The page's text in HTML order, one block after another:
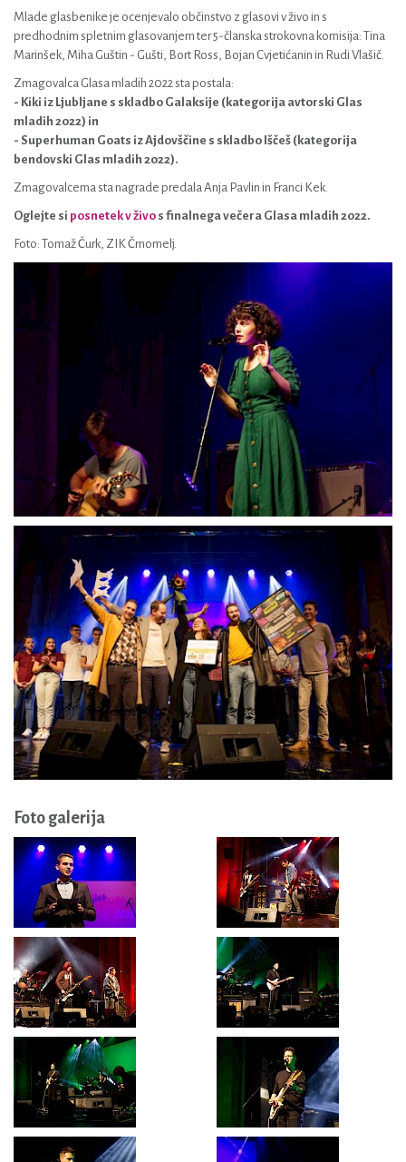
Mlade glasbenike je ocenjevalo občinstvo z glasovi v živo in s
predhodnim spletnim glasovanjem ter 5-članska strokovna komisija: Tina
Marinšek, Miha Guštin - Gušti, Bort Ross, Bojan Cvjetićanin in Rudi Vlašič.
Zmagovalca Glasa mladih 2022 sta postala:
- Kiki iz Ljubljane s skladbo Galaksije (kategorija avtorski Glas
mladih 2022) in
- Superhuman Goats iz Ajdovščine s skladbo Iščeš (kategorija
bendovski Glas mladih 2022).
Zmagovalcema sta nagrade predala Anja Pavlin in Franci Kek.
Oglejte si posnetek v živo s finalnega večera Glasa mladih 2022.
Foto: Tomaž Čurk, ZIK Črnomelj.
Foto galerija